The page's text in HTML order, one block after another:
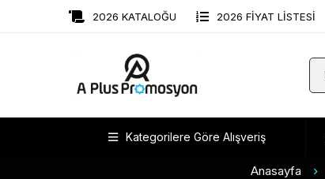
2026 KATALOĞU 2026 FİYAT LİSTESİ
Kategorilere Göre Alışveriş
Anasayfa